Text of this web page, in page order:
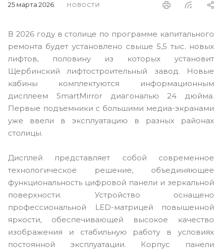
25 марта 2026 НОВОСТИ
В 2026 году в столице по программе капитального
ремонта будет установлено свыше 5,5 тыс. новых
лифтов, половину из которых установит
Щербинский лифтостроительный завод. Новые
кабины комплектуются информационным
дисплеем SmartMirror диагональю 24 дюйма.
Первые подъемники с большими медиа-экранами
уже ввели в эксплуатацию в разных районах
столицы.
Дисплей представляет собой современное
технологическое решение, объединяющее
функциональность цифровой панели и зеркальной
поверхности. Устройство оснащено
профессиональной LED-матрицей повышенной
яркости, обеспечивающей высокое качество
изображения и стабильную работу в условиях
постоянной эксплуатации. Корпус панели